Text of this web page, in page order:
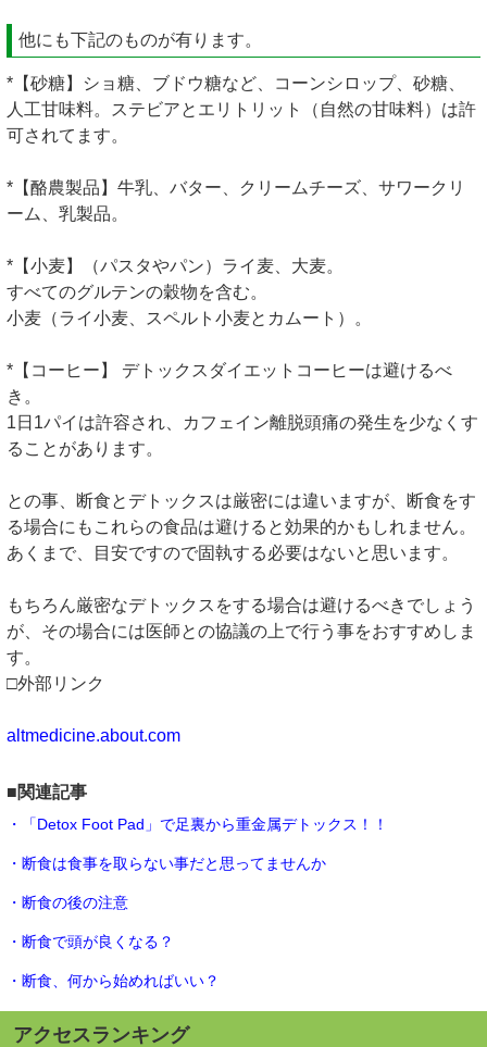
他にも下記のものが有ります。
*【砂糖】ショ糖、ブドウ糖など、コーンシロップ、砂糖、
人工甘味料。ステビアとエリトリット（自然の甘味料）は許
可されてます。
*【酪農製品】牛乳、バター、クリームチーズ、サワークリ
ーム、乳製品。
*【小麦】（パスタやパン）ライ麦、大麦。
すべてのグルテンの穀物を含む。
小麦（ライ小麦、スペルト小麦とカムート）。
*【コーヒー】 デトックスダイエットコーヒーは避けるべ
き。
1日1パイは許容され、カフェイン離脱頭痛の発生を少なくす
ることがあります。
との事、断食とデトックスは厳密には違いますが、断食をす
る場合にもこれらの食品は避けると効果的かもしれません。
あくまで、目安ですので固執する必要はないと思います。
もちろん厳密なデトックスをする場合は避けるべきでしょう
が、その場合には医師との協議の上で行う事をおすすめしま
す。
□外部リンク
altmedicine.about.com
■関連記事
・「Detox Foot Pad」で足裏から重金属デトックス！！
・断食は食事を取らない事だと思ってませんか
・断食の後の注意
・断食で頭が良くなる？
・断食、何から始めればいい？
アクセスランキング